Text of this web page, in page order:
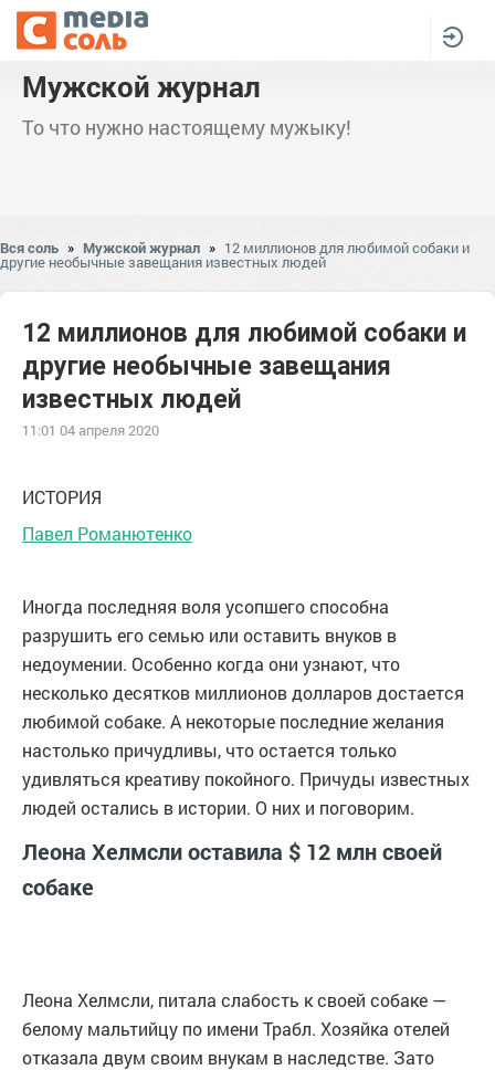
Мужской журнал
То что нужно настоящему мужыку!
Вся соль » Мужской журнал » 12 миллионов для любимой собаки и
другие необычные завещания известных людей
12 миллионов для любимой собаки и
другие необычные завещания
известных людей
11:01 04 апреля 2020
ИСТОРИЯ
Павел Романютенко
Иногда последняя воля усопшего способна
разрушить его семью или оставить внуков в
недоумении. Особенно когда они узнают, что
несколько десятков миллионов долларов достается
любимой собаке. А некоторые последние желания
настолько причудливы, что остается только
удивляться креативу покойного. Причуды известных
людей остались в истории. О них и поговорим.
Леона Хелмсли оставила $ 12 млн своей
собаке
Леона Хелмсли, питала слабость к своей собаке —
белому мальтийцу по имени Трабл. Хозяйка отелей
отказала двум своим внукам в наследстве. Зато